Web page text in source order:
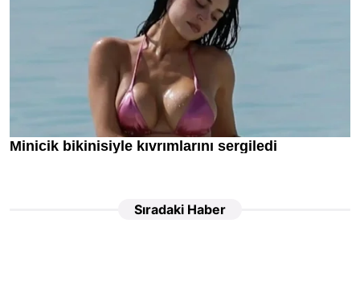
Sıradaki Haber